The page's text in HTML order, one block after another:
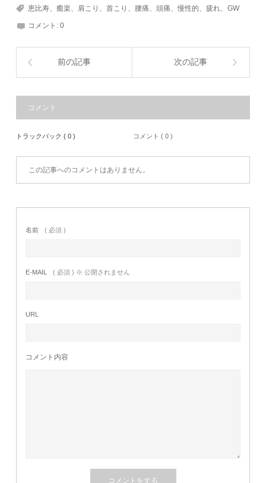
恵比寿、癒楽、肩こり、首こり、腰痛、頭痛、慢性的、疲れ、GW
コメント:0
前の記事 次の記事
コメント
トラックバック ( 0 ) コメント ( 0 )
この記事へのコメントはありません。
名前 ( 必須 )
E-MAIL ( 必須 ) ※ 公開されません
URL
コメント内容